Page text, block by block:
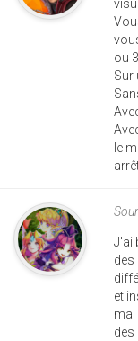
ou
Sur
le
J'ai
des
et
mal
des